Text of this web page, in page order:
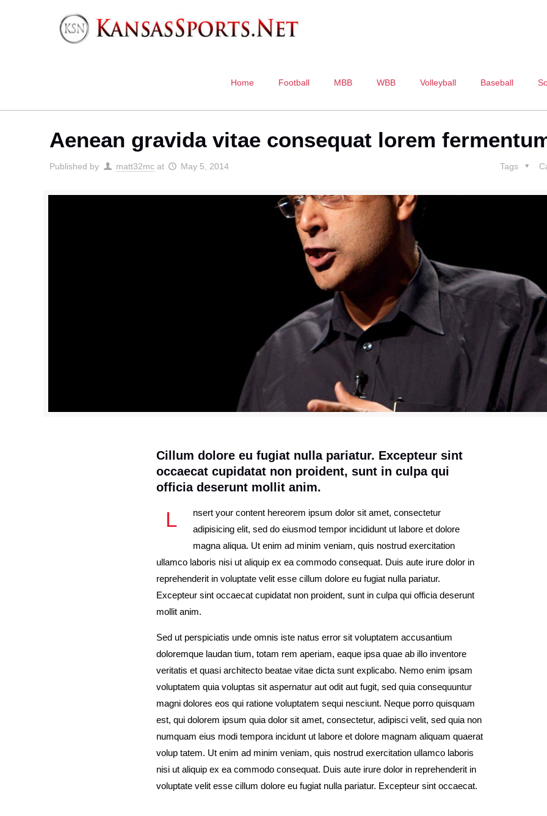
Home Football MBB WBB Volleyball Baseball
Aenean gravida vitae consequat lorem
Published by matt32mc at May 5, 2014 Tags
Cillum dolore eu fugiat nulla pariatur. Excepteur sint
occaecat cupidatat non proident, sunt in culpa qui
officia deserunt mollit anim.
L
nsert your content hereorem ipsum dolor sit amet, consectetur
adipisicing elit, sed do eiusmod tempor incididunt ut labore et dolore
magna aliqua. Ut enim ad minim veniam, quis nostrud exercitation
ullamco laboris nisi ut aliquip ex ea commodo consequat. Duis aute irure dolor in
reprehenderit in voluptate velit esse cillum dolore eu fugiat nulla pariatur.
Excepteur sint occaecat cupidatat non proident, sunt in culpa qui officia deserunt
mollit anim.
Sed ut perspiciatis unde omnis iste natus error sit voluptatem accusantium
doloremque laudan tium, totam rem aperiam, eaque ipsa quae ab illo inventore
veritatis et quasi architecto beatae vitae dicta sunt explicabo. Nemo enim ipsam
voluptatem quia voluptas sit aspernatur aut odit aut fugit, sed quia consequuntur
magni dolores eos qui ratione voluptatem sequi nesciunt. Neque porro quisquam
est, qui dolorem ipsum quia dolor sit amet, consectetur, adipisci velit, sed quia non
numquam eius modi tempora incidunt ut labore et dolore magnam aliquam quaerat
volup tatem. Ut enim ad minim veniam, quis nostrud exercitation ullamco laboris
nisi ut aliquip ex ea commodo consequat. Duis aute irure dolor in reprehenderit in
voluptate velit esse cillum dolore eu fugiat nulla pariatur. Excepteur sint occaecat.